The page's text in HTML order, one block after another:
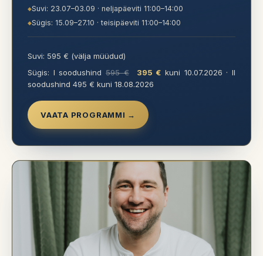
Suvi: 23.07–03.09 · neljapäeviti 11:00–14:00
Sügis: 15.09–27.10 · teisipäeviti 11:00–14:00
Suvi: 595 € (välja müüdud)
Sügis: I soodushind595 € 395 € kuni 10.07.2026 · II
soodushind 495 € kuni 18.08.2026
VAATA PROGRAMMI →